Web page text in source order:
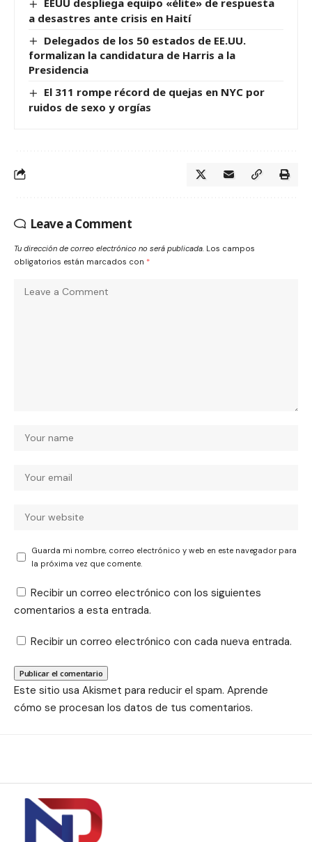
EEUU despliega equipo «élite» de respuesta
a desastres ante crisis en Haití
Delegados de los 50 estados de EE.UU.
formalizan la candidatura de Harris a la
Presidencia
El 311 rompe récord de quejas en NYC por
ruidos de sexo y orgías
Leave a Comment
Tu dirección de correo electrónico no será publicada. Los campos
obligatorios están marcados con *
Guarda mi nombre, correo electrónico y web en este navegador para
la próxima vez que comente.
Recibir un correo electrónico con los siguientes
comentarios a esta entrada.
Recibir un correo electrónico con cada nueva entrada.
Este sitio usa Akismet para reducir el spam. Aprende
cómo se procesan los datos de tus comentarios.